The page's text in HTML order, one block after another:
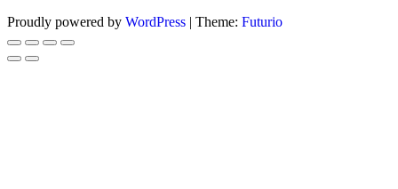
Proudly powered by WordPress | Theme: Futurio